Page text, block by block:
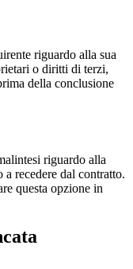
riguardo alla sua
o diritti di terzi,
della conclusione
riguardo alla
recedere dal contratto.
questa opzione in